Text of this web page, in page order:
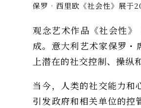
保罗‧西里欧《社会性》展于
观念艺术作品《社会性
成。意大利艺术家保罗
上潜在的社交控制、操纵
当今，人类的社交能力和
引发政府和相关单位的控